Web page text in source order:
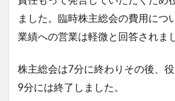
ました。臨時株主総会の費用につ
業績への営業は軽微と回答されま
株主総会は7分に終わりその後、
9分には終了しました。